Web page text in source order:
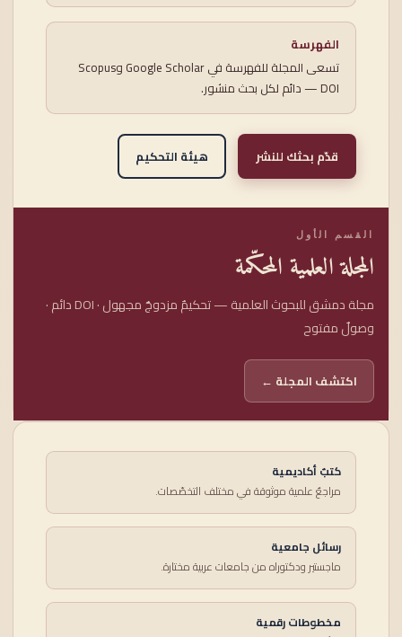
القسم الأول
المجلة العلمية المحكّمة
مجلة دمشق للبحوث العلمية — تحكيمٌ مزدوجٌ مجهول · DOI دائم ·
وصولٌ مفتوح
اكتشف المجلة ←
الفهرسة
تسعى المجلة للفهرسة في Google Scholar وScopus
— DOI دائم لكل بحث منشور.
قدّم بحثك للنشر هيئة التحكيم
كتبٌ أكاديمية
مراجعٌ علمية موثوقة في مختلف التخصّصات.
رسائل جامعية
ماجستير ودكتوراه من جامعات عربية مختارة.
مخطوطات رقمية